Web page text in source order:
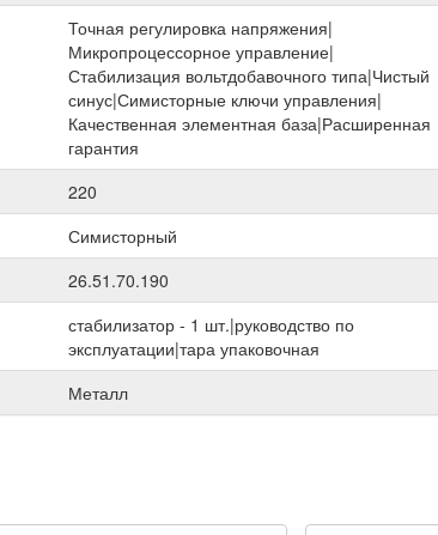
Точная регулировка напряжения|
Микропроцессорное управление|
Стабилизация вольтдобавочного типа|Чистый
синус|Симисторные ключи управления|
Качественная элементная база|Расширенная
гарантия
220
Симисторный
26.51.70.190
стабилизатор - 1 шт.|руководство по
эксплуатации|тара упаковочная
Металл